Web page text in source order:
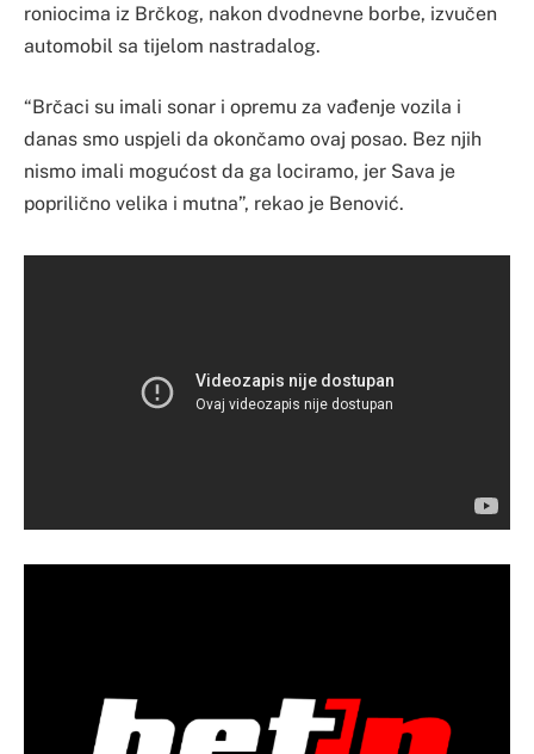
roniocima iz Brčkog, nakon dvodnevne borbe, izvučen
automobil sa tijelom nastradalog.
“Brčaci su imali sonar i opremu za vađenje vozila i
danas smo uspjeli da okončamo ovaj posao. Bez njih
nismo imali mogućost da ga lociramo, jer Sava je
poprilično velika i mutna”, rekao je Benović.